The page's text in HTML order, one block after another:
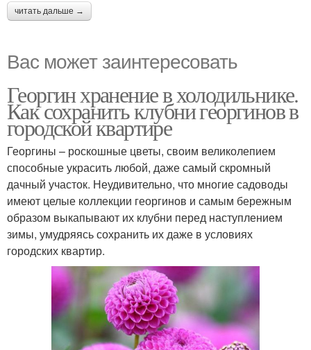
читать дальше →
Вас может заинтересовать
Георгин хранение в холодильнике.
Как сохранить клубни георгинов в
городской квартире
Георгины – роскошные цветы, своим великолепием
способные украсить любой, даже самый скромный
дачный участок. Неудивительно, что многие садоводы
имеют целые коллекции георгинов и самым бережным
образом выкапывают их клубни перед наступлением
зимы, умудряясь сохранить их даже в условиях
городских квартир.